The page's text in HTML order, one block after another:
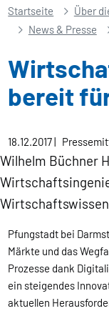
Startseite Über
News & Presse
bereit
18.12.2017|
Wilhelm Büchner
Pfungstadt bei
Märkte und das
Prozesse dank
ein steigendes
aktuellen